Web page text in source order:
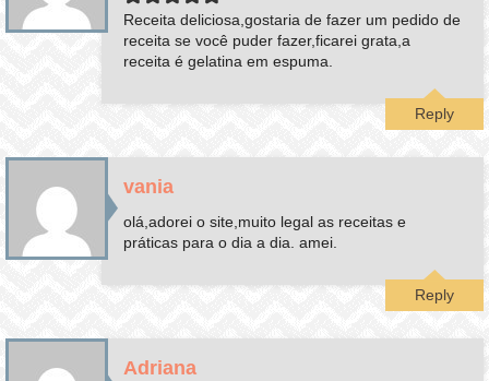
Receita deliciosa,gostaria de fazer um pedido de
receita se você puder fazer,ficarei grata,a
receita é gelatina em espuma.
Reply
vania
olá,adorei o site,muito legal as receitas e
práticas para o dia a dia. amei.
Reply
Adriana